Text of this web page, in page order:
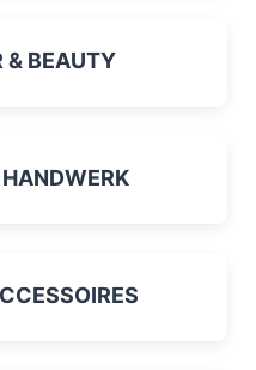
& BEAUTY